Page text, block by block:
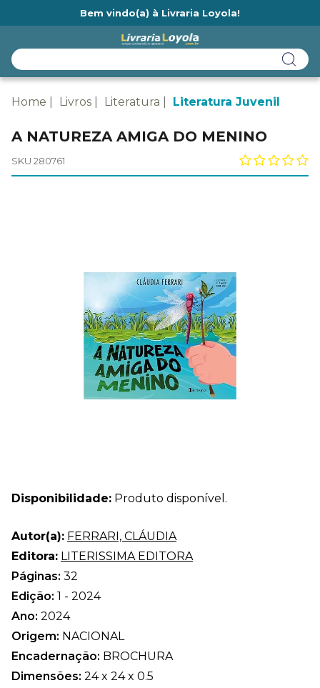
Bem vindo(a) à Livraria Loyola!
Home Livros Literatura Literatura Juvenil
A NATUREZA AMIGA DO MENINO
SKU 280761
Disponibilidade: Produto disponível.
Autor(a): FERRARI, CLÁUDIA
Editora: LITERISSIMA EDITORA
Páginas: 32
Edição: 1 - 2024
Ano: 2024
Origem: NACIONAL
Encadernação: BROCHURA
Dimensões: 24 x 24 x 0.5